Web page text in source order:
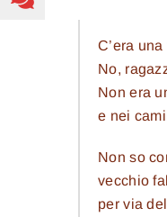
C’era
No,
Non era
e nei
Non so
vecchio
per via